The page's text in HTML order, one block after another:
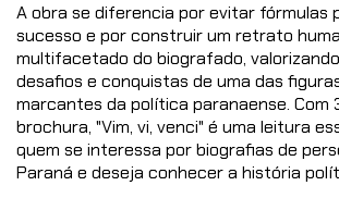
A obra se diferencia por evitar fórmulas
sucesso e por construir um retrato
multifacetado do biografado,
desafios e conquistas de uma das
marcantes da política paranaense. Com
brochura, "Vim, vi, venci" é uma leitura
quem se interessa por biografias de
Paraná e deseja conhecer a história